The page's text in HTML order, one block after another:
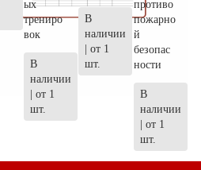
ых
трениро
вок
В
наличии
| от 1
шт.
В
наличии
| от 1
шт.
противо
пожарно
й
безопас
ности
В
наличии
| от 1
шт.